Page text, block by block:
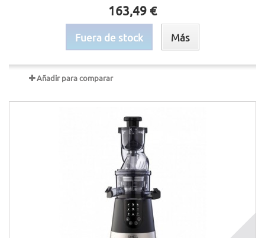
163,49 €
Fuera de stock Más
Añadir para comparar